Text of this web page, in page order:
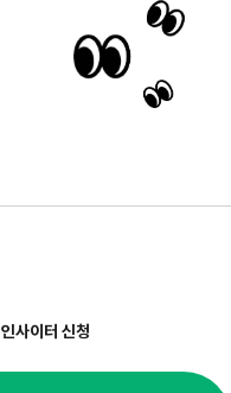
인사이터 신청